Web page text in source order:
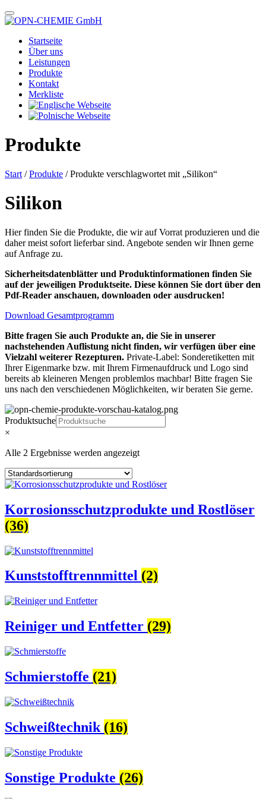
Startseite
Über uns
Leistungen
Produkte
Kontakt
Merkliste
Produkte
Start /Produkte / Produkte verschlagwortet mit „Silikon“
Silikon
Hier finden Sie die Produkte, die wir auf Vorrat produzieren und die
daher meist sofort lieferbar sind. Angebote senden wir Ihnen gerne
auf Anfrage zu.
Sicherheitsdatenblätter und Produktinformationen finden Sie
auf der jeweiligen Produktseite. Diese können Sie dort über den
Pdf-Reader anschauen, downloaden oder ausdrucken!
Download Gesamtprogramm
Bitte fragen Sie auch Produkte an, die Sie in unserer
nachstehenden Auflistung nicht finden, wir verfügen über eine
Vielzahl weiterer Rezepturen. Private-Label: Sonderetiketten mit
Ihrer Eigenmarke bzw. mit Ihrem Firmenaufdruck und Logo sind
bereits ab kleineren Mengen problemlos machbar! Bitte fragen Sie
uns nach den verschiedenen Möglichkeiten, wir beraten Sie gerne.
Produktsuche
×
Alle 2 Ergebnisse werden angezeigt
Korrosionsschutzprodukte und Rostlöser
(36)
Kunststofftrennmittel (2)
Reiniger und Entfetter (29)
Schmierstoffe (21)
Schweißtechnik (16)
Sonstige Produkte (26)